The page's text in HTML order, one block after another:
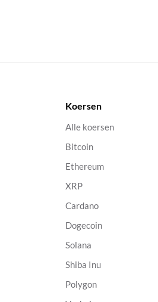
Koersen
Alle koersen
Bitcoin
Ethereum
XRP
Cardano
Dogecoin
Solana
Shiba Inu
Polygon